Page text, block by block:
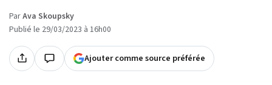
ParAva Skoupsky
Publié le 29/03/2023 à 16h00
Ajouter comme source préférée